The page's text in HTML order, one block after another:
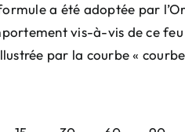
a été adoptée par
vis-à-vis de ce
par la courbe «